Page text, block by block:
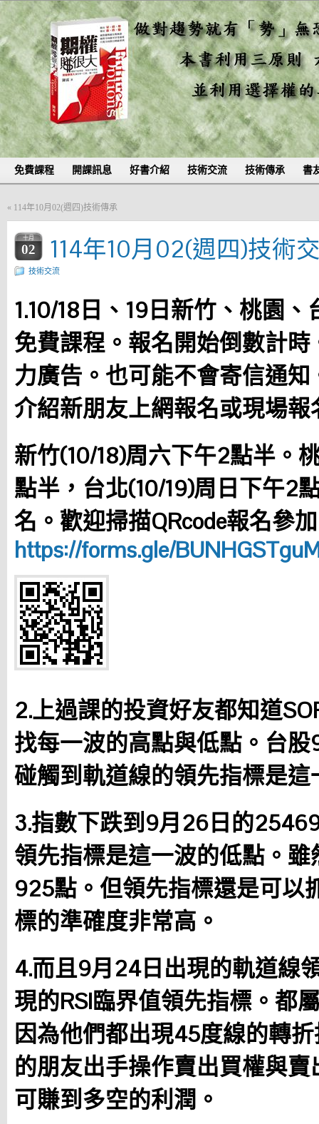
免費課程 開課訊息 好書介紹 技術交流 技術傳承 書
« 114年10月02(週四)技術傳承
十月
02 114年10月02(週四)技術
技術交流
1.10/18日、19日新竹、桃園
免費課程。報名開始倒數計
力廣告。也可能不會寄信通
介紹新朋友上網報名或現場
新竹(10/18)周六下午2點半。
點半，台北(10/19)周日下午2
名。歡迎掃描QRcode報名參
https://forms.gle/
2.上過課的投資好友都知道
找每一波的高點與低點。台
碰觸到軌道線的領先指標是這
3.指數下跌到9月26日的
領先指標是這一波的低點。
925點。但領先指標還是可以
標的準確度非常高。
4.而且9月24日出現的軌道線
現的RSI臨界值領先指標。都
因為他們都出現45度線的轉
的朋友出手操作賣出買權與
可賺到多空的利潤。